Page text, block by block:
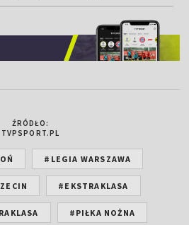
ŹRÓDŁO:
TVPSPORT.PL
#LEGIA WARSZAWA
#EKSTRAKLASA
#PIŁKA NOŻNA